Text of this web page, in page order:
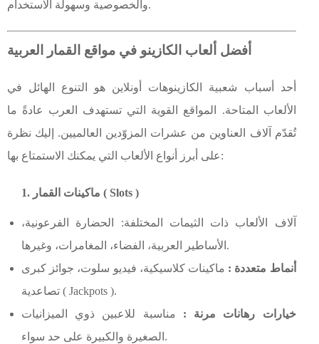
والخصوصية وسهولة الاستخدام.
أفضل ألعاب الكازينو في مواقع القمار العربية
أحد أسباب شعبية الكازينوهات أونلاين هو التنوع الهائل في
الألعاب المتاحة. المواقع القوية التي تستهدف العرب عادةً ما
تُقدّم آلاف العناوين من عشرات المزوّدين العالميين. إليك نظرة
على أبرز أنواع الألعاب التي يمكنك الاستمتاع بها:
1. ماكينات القمار ( Slots )
آلاف الألعاب ذات الثيمات المختلفة: الحضارة الفرعونية،
الأساطير العربية، الفضاء، المغامرات، وغيرها.
أنماط متعددة : ماكينات كلاسيكية، فيديو سلوت، جوائز كبرى
تصاعدية ( Jackpots ).
خيارات رهانات مرنة : مناسبة للاعبين ذوي الميزانيات
الصغيرة والكبيرة على حد سواء.